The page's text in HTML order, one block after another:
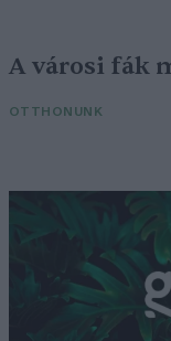
A városi fák
OTTHONUNK